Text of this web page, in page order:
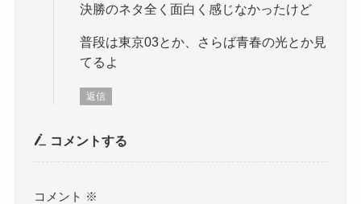
決勝のネタ全く面白く感じなかったけど
普段は東京03とか、さらば青春の光とか見
てるよ
返信
コメントする
コメント ※